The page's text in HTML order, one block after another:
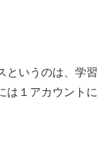
というのは、学習
は１アカウントに